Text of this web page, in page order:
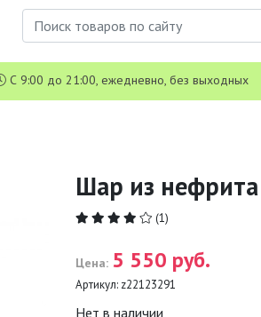
С 9:00 до 21:00, ежедневно, без выходных
Шар из
(1)
Цена: 5 550 руб.
Артикул: z22123291
Нет в наличии